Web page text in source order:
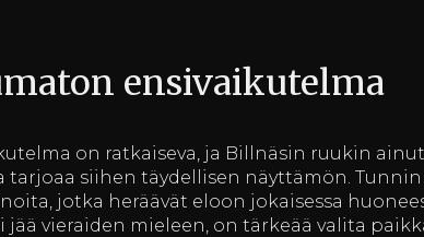
ensivaikutelma
on ratkaiseva, ja Billnäsin ruukin
siihen täydellisen näyttämön.
jotka heräävät eloon jokaisessa
jää vieraiden mieleen, on tärkeää valita